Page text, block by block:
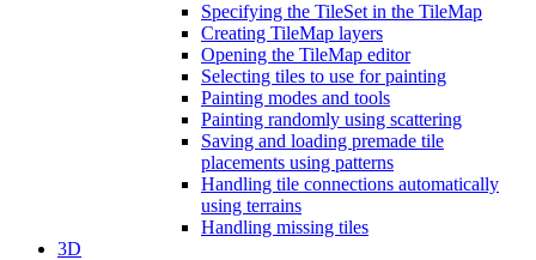
Specifying the TileSet in the TileMap
Creating TileMap layers
Opening the TileMap editor
Selecting tiles to use for painting
Painting modes and tools
Painting randomly using scattering
Saving and loading premade tile
placements using patterns
Handling tile connections automatically
using terrains
Handling missing tiles
3D